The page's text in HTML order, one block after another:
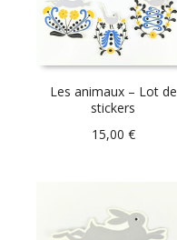
Les animaux – Lot de
stickers
15,00 €